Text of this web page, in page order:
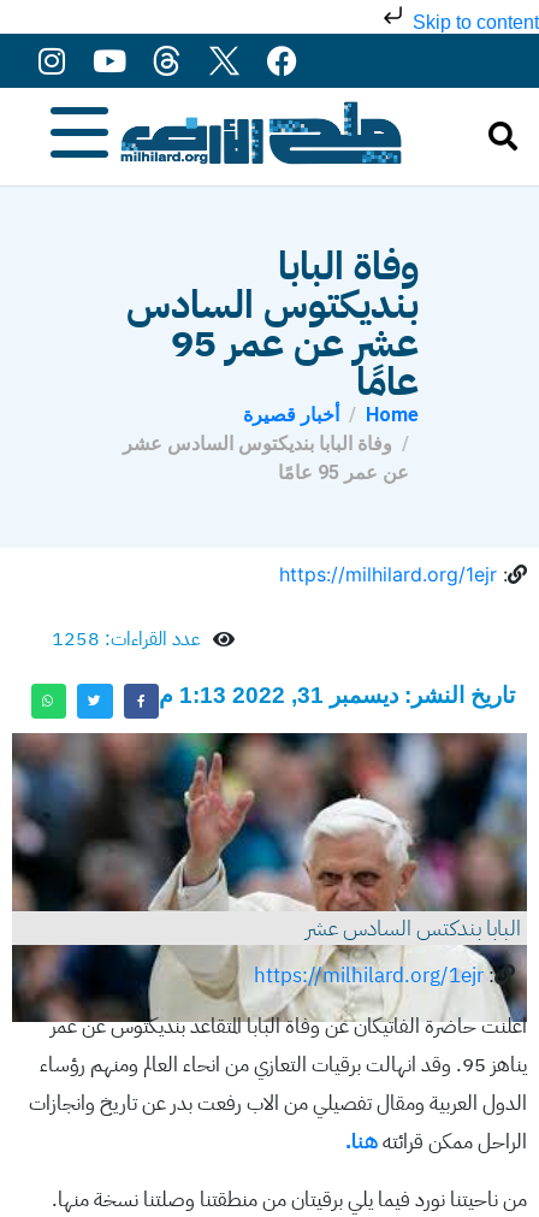
Skip to content
وفاة البابا
بنديكتوس السادس
عشر عن عمر 95
عامًا
Home
أخبار قصيرة
وفاة البابا بنديكتوس السادس عشر
عن عمر 95 عامًا
:
https://milhilard.org/1ejr
عدد القراءات: 1258
تاريخ النشر: ديسمبر 31, 2022 1:13 م
البابا بندكتس السادس عشر
:
https://milhilard.org/1ejr
اعلنت حاضرة الفاتيكان عن وفاة البابا المتقاعد بنديكتوس عن عمر
يناهز 95. وقد انهالت برقيات التعازي من انحاء العالم ومنهم رؤساء
الدول العربية ومقال تفصيلي من الاب رفعت بدر عن تاريخ وانجازات
الراحل ممكن قرائتههنا.
من ناحيتنا نورد فيما يلي برقيتان من منطقتنا وصلتنا نسخة منها.